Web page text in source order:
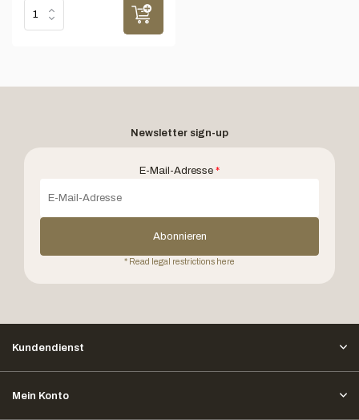
Newsletter sign-up
E-Mail-Adresse *
Abonnieren
* Read legal restrictions here
Kundendienst
Mein Konto